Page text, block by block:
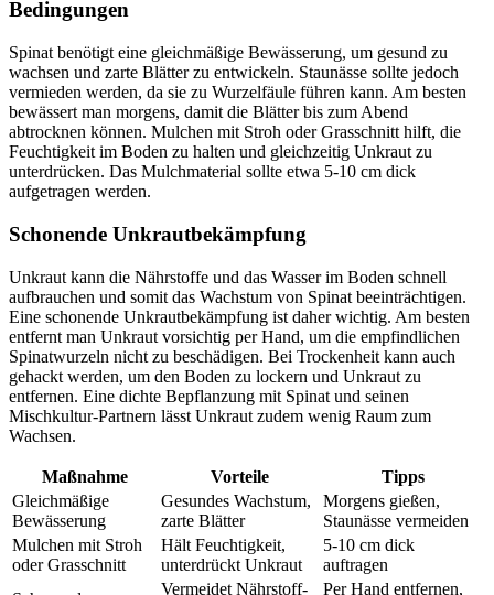
Bedingungen
Spinat benötigt eine gleichmäßige Bewässerung, um gesund zu
wachsen und zarte Blätter zu entwickeln. Staunässe sollte jedoch
vermieden werden, da sie zu Wurzelfäule führen kann. Am besten
bewässert man morgens, damit die Blätter bis zum Abend
abtrocknen können. Mulchen mit Stroh oder Grasschnitt hilft, die
Feuchtigkeit im Boden zu halten und gleichzeitig Unkraut zu
unterdrücken. Das Mulchmaterial sollte etwa 5-10 cm dick
aufgetragen werden.
Schonende Unkrautbekämpfung
Unkraut kann die Nährstoffe und das Wasser im Boden schnell
aufbrauchen und somit das Wachstum von Spinat beeinträchtigen.
Eine schonende Unkrautbekämpfung ist daher wichtig. Am besten
entfernt man Unkraut vorsichtig per Hand, um die empfindlichen
Spinatwurzeln nicht zu beschädigen. Bei Trockenheit kann auch
gehackt werden, um den Boden zu lockern und Unkraut zu
entfernen. Eine dichte Bepflanzung mit Spinat und seinen
Mischkultur-Partnern lässt Unkraut zudem wenig Raum zum
Wachsen.
Maßnahme Vorteile
Tipps
Gleichmäßige
Bewässerung
Gesundes Wachstum,
zarte Blätter
Morgens gießen,
Staunässe vermeiden
Mulchen mit Stroh
oder Grasschnitt
Hält Feuchtigkeit,
unterdrückt Unkraut
5-10 cm dick
auftragen
Vermeidet Nährstoff-
Per Hand entfernen,